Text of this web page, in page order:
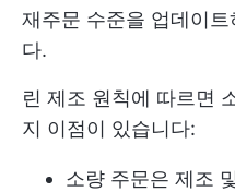
재주문 수준을 업데이
다.
린 제조 원칙에 따르면
지 이점이 있습니다:
소량 주문은 제조